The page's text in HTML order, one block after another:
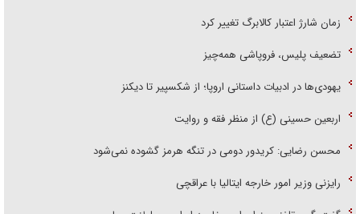
زمان شارژ اعتبار کالابرگ تغییر کرد
تضعیف پلیس، فروپاشی همه‌چیز
یهودی‌ها در ادبیات داستانی اروپا؛ از شکسپیر تا دیکنز
اربعین حسینی (ع) از منظر فقه و روایت
محسن رضایی: کریدور دومی در تنگه هرمز گشوده نمی‌شود
رایزنی وزیر امور خارجه ایتالیا با عراقچی